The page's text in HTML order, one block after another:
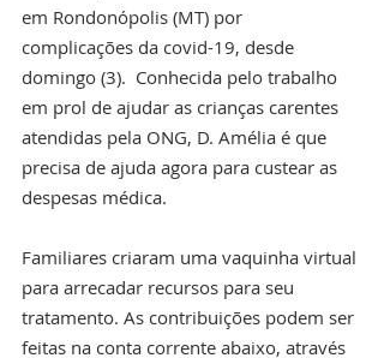
em Rondonópolis (MT) por
complicações da covid-19, desde
domingo (3).  Conhecida pelo trabalho
em prol de ajudar as crianças carentes
atendidas pela ONG, D. Amélia é que
precisa de ajuda agora para custear as
despesas médica.
Familiares criaram uma vaquinha virtual
para arrecadar recursos para seu
tratamento. As contribuições podem ser
feitas na conta corrente abaixo, através